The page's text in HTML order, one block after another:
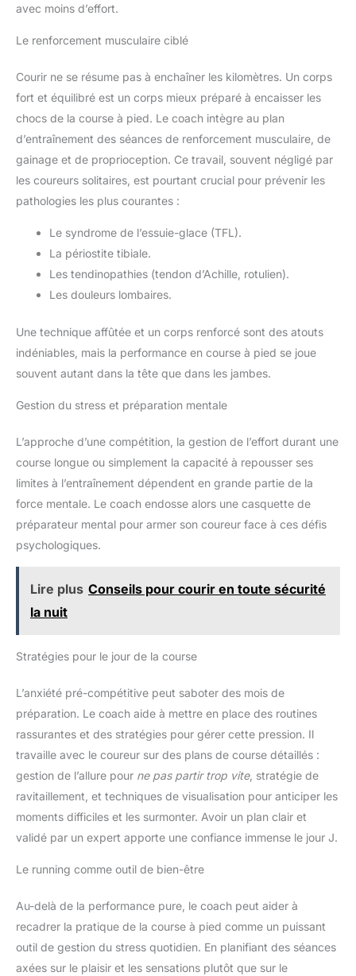
avec moins d’effort.
Le renforcement musculaire ciblé
Courir ne se résume pas à enchaîner les kilomètres. Un corps
fort et équilibré est un corps mieux préparé à encaisser les
chocs de la course à pied. Le coach intègre au plan
d’entraînement des séances de renforcement musculaire, de
gainage et de proprioception. Ce travail, souvent négligé par
les coureurs solitaires, est pourtant crucial pour prévenir les
pathologies les plus courantes :
Le syndrome de l’essuie-glace (TFL).
La périostite tibiale.
Les tendinopathies (tendon d’Achille, rotulien).
Les douleurs lombaires.
Une technique affûtée et un corps renforcé sont des atouts
indéniables, mais la performance en course à pied se joue
souvent autant dans la tête que dans les jambes.
Gestion du stress et préparation mentale
L’approche d’une compétition, la gestion de l’effort durant une
course longue ou simplement la capacité à repousser ses
limites à l’entraînement dépendent en grande partie de la
force mentale. Le coach endosse alors une casquette de
préparateur mental pour armer son coureur face à ces défis
psychologiques.
Lire plus Conseils pour courir en toute sécurité
la nuit
Stratégies pour le jour de la course
L’anxiété pré-compétitive peut saboter des mois de
préparation. Le coach aide à mettre en place des routines
rassurantes et des stratégies pour gérer cette pression. Il
travaille avec le coureur sur des plans de course détaillés :
gestion de l’allure pour ne pas partir trop vite, stratégie de
ravitaillement, et techniques de visualisation pour anticiper les
moments difficiles et les surmonter. Avoir un plan clair et
validé par un expert apporte une confiance immense le jour J.
Le running comme outil de bien-être
Au-delà de la performance pure, le coach peut aider à
recadrer la pratique de la course à pied comme un puissant
outil de gestion du stress quotidien. En planifiant des séances
axées sur le plaisir et les sensations plutôt que sur le